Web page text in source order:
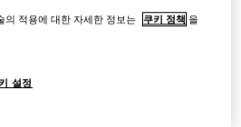
의 적용에 대한 자세한 정보는 쿠키 정책 을
설정